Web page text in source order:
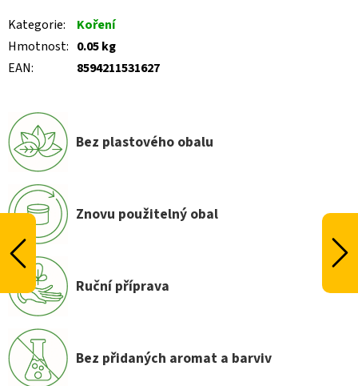
Kategorie:
Koření
Hmotnost: 0.05 kg
EAN: 8594211531627
Bez plastového obalu
Znovu použitelný obal
Ruční příprava
Bez přidaných aromat a barviv